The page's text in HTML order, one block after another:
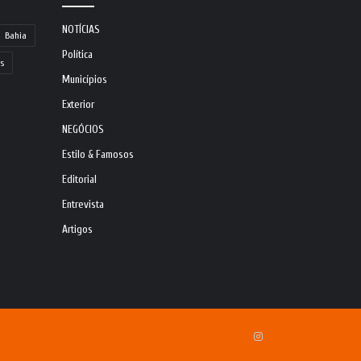
Bahia
NOTÍCIAS
Política
Municípios
Exterior
NEGÓCIOS
Estilo & Famosos
Editorial
Entrevista
Artigos
Instagram